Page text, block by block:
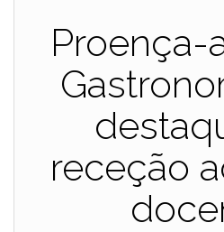
Proença-
receção